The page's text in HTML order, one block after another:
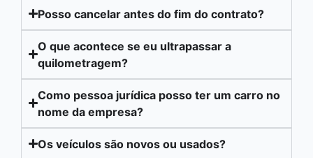
Posso cancelar antes do fim do contrato?
O que acontece se eu ultrapassar a
quilometragem?
Como pessoa jurídica posso ter um carro no
nome da empresa?
Os veículos são novos ou usados?